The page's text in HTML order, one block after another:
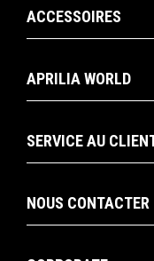
ACCESSOIRES
APRILIA WORLD
SERVICE AU
NOUS CONTACTER